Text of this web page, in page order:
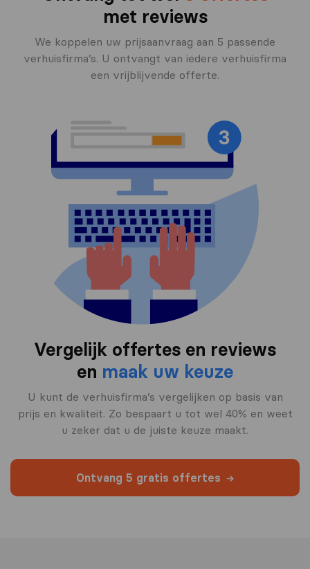
met reviews
We koppelen uw prijsaanvraag aan 5 passende
verhuisfirma’s. U ontvangt van iedere verhuisfirma
een vrijblijvende offerte.
Vergelijk offertes en reviews
en maak uw keuze
U kunt de verhuisfirma’s vergelijken op basis van
prijs en kwaliteit. Zo bespaart u tot wel 40% en weet
u zeker dat u de juiste keuze maakt.
Ontvang 5 gratis offertes